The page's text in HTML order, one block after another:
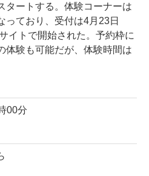
タートする。体験コーナーは
っており、受付は4月23日
イトで開始された。予約枠に
体験も可能だが、体験時間は
00分